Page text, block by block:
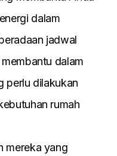
dalam
jadwal
membantu dalam
perlu dіlakukan
rumah
mereka yang